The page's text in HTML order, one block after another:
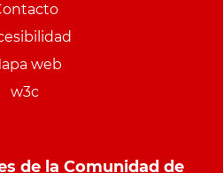
web
w3c
de la Comunidad de